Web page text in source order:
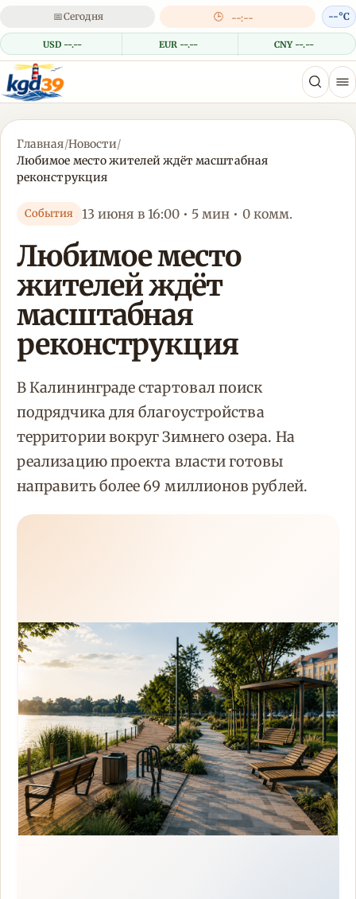
📅Сегодня 🕒 --:--
USD --.-- EUR --.-- CNY --.--
--°C
Главная/Новости/
Любимое место жителей ждёт масштабная
реконструкция
События 13 июня в 16:00 • 5 мин • 0 комм.
Любимое место
жителей ждёт
масштабная
реконструкция
В Калининграде стартовал поиск
подрядчика для благоустройства
территории вокруг Зимнего озера. На
реализацию проекта власти готовы
направить более 69 миллионов рублей.